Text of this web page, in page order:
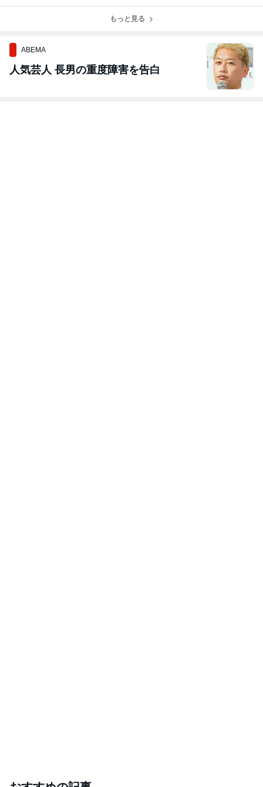
もっと見る
ABEMA
人気芸人 長男の重度障害を告白